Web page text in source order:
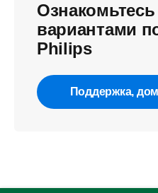
вариантами
Philips
Поддержка,